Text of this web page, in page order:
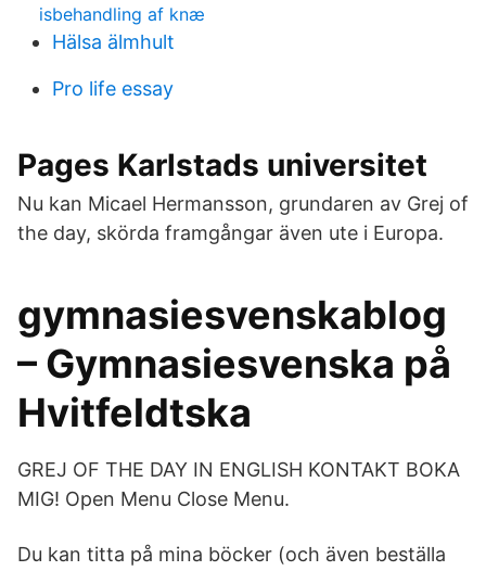
isbehandling af knæ
Hälsa älmhult
Pro life essay
Pages Karlstads universitet
Nu kan Micael Hermansson, grundaren av Grej of
the day, skörda framgångar även ute i Europa.
gymnasiesvenskablog
– Gymnasiesvenska på
Hvitfeldtska
GREJ OF THE DAY IN ENGLISH KONTAKT BOKA
MIG! Open Menu Close Menu.
Du kan titta på mina böcker (och även beställa